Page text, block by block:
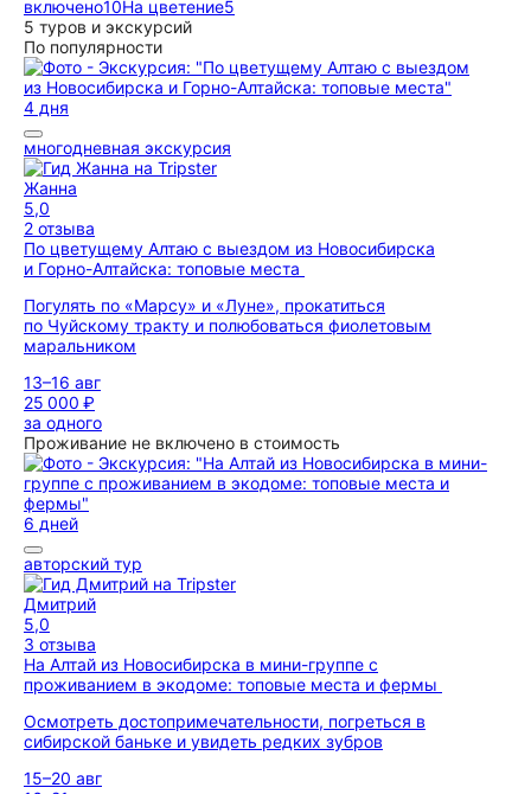
включено10На цветение5
5 туров и экскурсий
По популярности
4 дня
многодневная экскурсия
Жанна
5,0
2 отзыва
По цветущему Алтаю с выездом из Новосибирска
и Горно-Алтайска: топовые места
Погулять по «Марсу» и «Луне», прокатиться
по Чуйскому тракту и полюбоваться фиолетовым
маральником
13–16 авг
25 000 ₽
за одного
Проживание не включено в стоимость
6 дней
авторский тур
Дмитрий
5,0
3 отзыва
На Алтай из Новосибирска в мини-группе с
проживанием в экодоме: топовые места и фермы
Осмотреть достопримечательности, погреться в
сибирской баньке и увидеть редких зубров
15–20 авг